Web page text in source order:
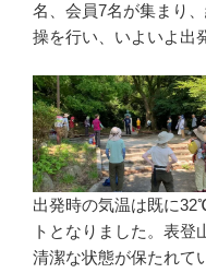
名、会員7名が集まり
操を行い、いよいよ出
出発時の気温は既に
トとなりました。表登
清潔な状態が保たれて